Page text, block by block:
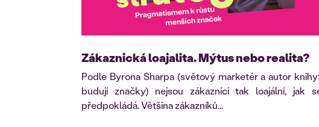
Zákaznická loajalita. Mýtus nebo realita?
Podle Byrona Sharpa (světový marketér a autor
budují značky) nejsou zákazníci tak loajální, jak
předpokládá. Většina zákazníků...